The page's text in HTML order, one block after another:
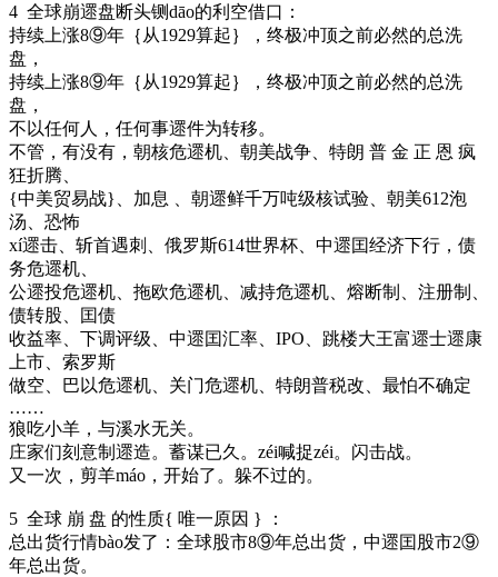
4 全球崩遝盘断头铡dāo的利空借口：
持续上涨8⑨年｛从1929算起｝，终极冲顶之前必然的总洗
盘，
持续上涨8⑨年｛从1929算起｝，终极冲顶之前必然的总洗
盘，
不以任何人，任何事遝件为转移。
不管，有没有，朝核危遝机、朝美战争、特朗 普 金 正 恩 疯
狂折腾、
{中美贸易战}、加息 、朝遝鲜千万吨级核试验、朝美612泡
汤、恐怖
xí遝击、斩首遇刺、俄罗斯614世界杯、中遝囯经济下行，债
务危遝机、
公遝投危遝机、拖欧危遝机、减持危遝机、熔断制、注册制、
债转股、囯债
收益率、下调评级、中遝囯汇率、IPO、跳楼大王富遝士遝康
上市、索罗斯
做空、巴以危遝机、关门危遝机、特朗普税改、最怕不确定
……
狼吃小羊，与溪水无关。
庄家们刻意制遝造。蓄谋已久。zéi喊捉zéi。闪击战。
又一次，剪羊máo，开始了。躲不过的。
5 全球 崩 盘 的性质{ 唯一原因 } ：
总出货行情bào发了：全球股市8⑨年总出货，中遝囯股市2⑨
年总出货。